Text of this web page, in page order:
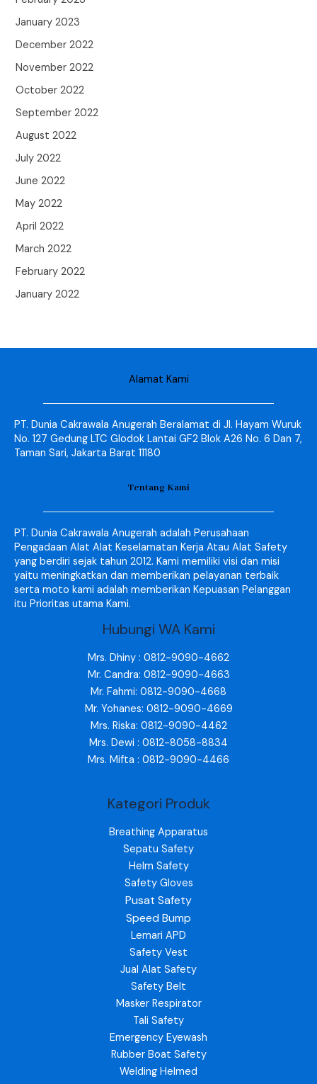
January 2023
December 2022
November 2022
October 2022
September 2022
August 2022
July 2022
June 2022
May 2022
April 2022
March 2022
February 2022
January 2022
Alamat Kami
PT. Dunia Cakrawala Anugerah Beralamat di Jl. Hayam Wuruk
No. 127 Gedung LTC Glodok Lantai GF2 Blok A26 No. 6 Dan 7,
Taman Sari, Jakarta Barat 11180
Tentang Kami
PT. Dunia Cakrawala Anugerah adalah Perusahaan
Pengadaan Alat Alat Keselamatan Kerja Atau Alat Safety
yang berdiri sejak tahun 2012. Kami memiliki visi dan misi
yaitu meningkatkan dan memberikan pelayanan terbaik
serta moto kami adalah memberikan Kepuasan Pelanggan
itu Prioritas utama Kami.
Hubungi WA Kami
Mrs. Dhiny : 0812-9090-4662
Mr. Candra: 0812-9090-4663
Mr. Fahmi: 0812-9090-4668
Mr. Yohanes: 0812-9090-4669
Mrs. Riska: 0812-9090-4462
Mrs. Dewi : 0812-8058-8834
Mrs. Mifta : 0812-9090-4466
Kategori Produk
Breathing Apparatus
Sepatu Safety
Helm Safety
Safety Gloves
Pusat Safety
Speed Bump
Lemari APD
Safety Vest
Jual Alat Safety
Safety Belt
Masker Respirator
Tali Safety
Emergency Eyewash
Rubber Boat Safety
Welding Helmed